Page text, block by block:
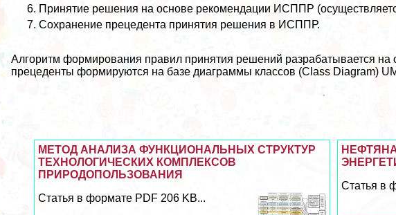
Принятие решения на основе рекомендации ИСППР
Сохранение прецедента принятия решения в ИСППР.
Алгоритм формирования правил принятия решений разpaбатывается на
прецеденты формируются на базе диаграммы классов (Class Diagram)
Статья в
МЕТОД АНАЛИЗА ФУНКЦИОНАЛЬНЫХ СТРУКТУР
ТЕХНОЛОГИЧЕСКИХ КОМПЛЕКСОВ
ПРИРОДОПОЛЬЗОВАНИЯ
Статья в формате PDF 206 KB...